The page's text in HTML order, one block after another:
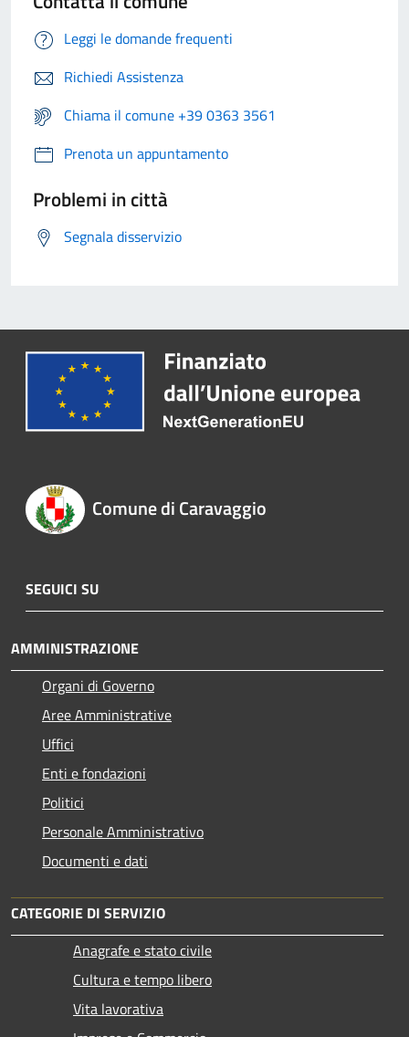
Leggi le domande frequenti
Richiedi Assistenza
Chiama il comune +39 0363 3561
Prenota un appuntamento
Problemi in città
Segnala disservizio
Comune di Caravaggio
SEGUICI SU
AMMINISTRAZIONE
Organi di Governo
Aree Amministrative
Uffici
Enti e fondazioni
Politici
Personale Amministrativo
Documenti e dati
CATEGORIE DI SERVIZIO
Anagrafe e stato civile
Cultura e tempo libero
Vita lavorativa